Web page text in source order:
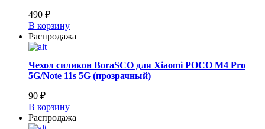
490 ₽
В корзину
Распродажа
Чехол силикон BoraSCO для Xiaomi POCO M4 Pro
5G/Note 11s 5G (прозрачный)
90 ₽
В корзину
Распродажа